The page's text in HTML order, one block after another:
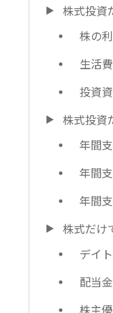
株式投資
株の
生活
投資
株式投資
年間
年間
年間
株式だけ
デイ
配当
株主